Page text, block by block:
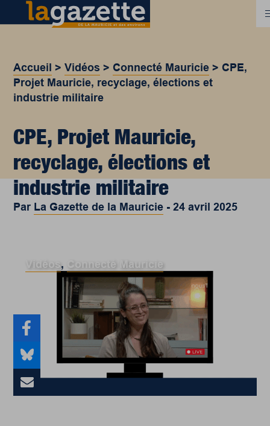
Accueil >Vidéos > Connecté Mauricie > CPE,
Projet Mauricie, recyclage, élections et
industrie militaire
CPE, Projet Mauricie,
recyclage, élections et
industrie militaire
Par La Gazette de la Mauricie -24 avril 2025
Vidéos , Connecté Mauricie